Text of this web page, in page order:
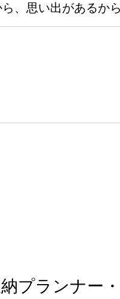
、思い出があるか
プランナー